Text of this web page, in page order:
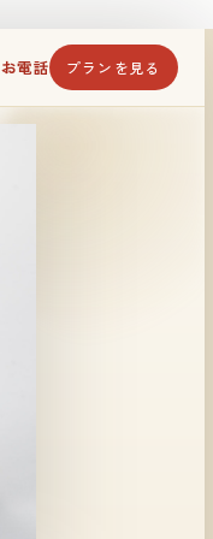
お電話 プランを見る